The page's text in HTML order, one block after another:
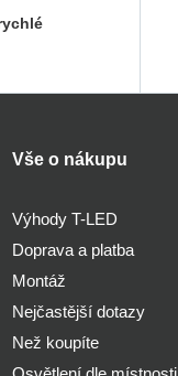
Vše o nákupu
Výhody T-LED
Doprava a platba
Montáž
Nejčastější dotazy
Než koupíte